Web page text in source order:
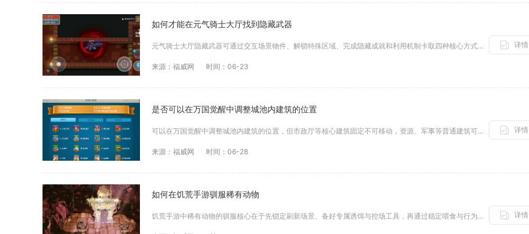
如何才能在元气骑士大厅找到隐藏武器
元气骑士大厅隐藏武器可通过交互场景物件、解锁特殊区域、完成隐藏成就和利用机制卡取四种核心方式稳定获取，无需进入地牢，熟练...
来源：福威网 时间：06-23
详情
是否可以在万国觉醒中调整城池内建筑的位置
可以在万国觉醒中调整城池内建筑的位置，但市政厅等核心建筑固定不可移动，资源、军事等普通建筑可通过城市编辑功能自由拖动布局...
来源：福威网 时间：06-28
详情
如何在饥荒手游驯服稀有动物
饥荒手游中稀有动物的驯服核心在于先锁定刷新场景、备好专属诱饵与控场工具，再通过稳定喂食与行为引导提升驯化度，全程规避应激... 详情